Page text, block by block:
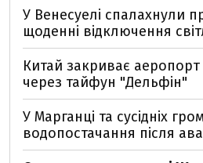
У Венесуелі спалахнули
щоденні відключення
Китай закриває аеропорт
через тайфун "Дельфін"
У Марганці та сусідніх
водопостачання після